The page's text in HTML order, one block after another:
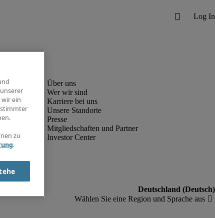
Wer wir sind
Karriere bei uns
Unsere Standorte
Presse
Mitgliedschaften und Partner
Investor Center
ein
zu
.